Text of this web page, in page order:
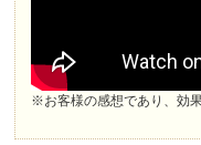
※お客様の感想であり、効